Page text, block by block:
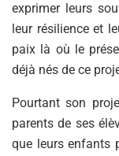
exprimer leurs
leur résilience et
paix là où le
déjà nés de ce
Pourtant son
parents de ses
que leurs enfants